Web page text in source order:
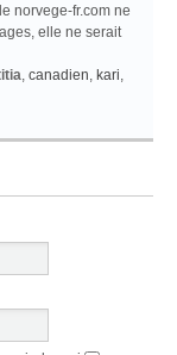
norvege-fr.com ne
elle ne serait
, canadien, kari,